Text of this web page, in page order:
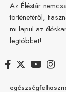
Az Éléstár
történetéről,
mi lapul az
legtöbbet!
egészség